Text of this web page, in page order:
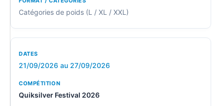
Catégories de poids (L / XL / XXL)
21/09/2026 au 27/09/2026
Quiksilver Festival 2026